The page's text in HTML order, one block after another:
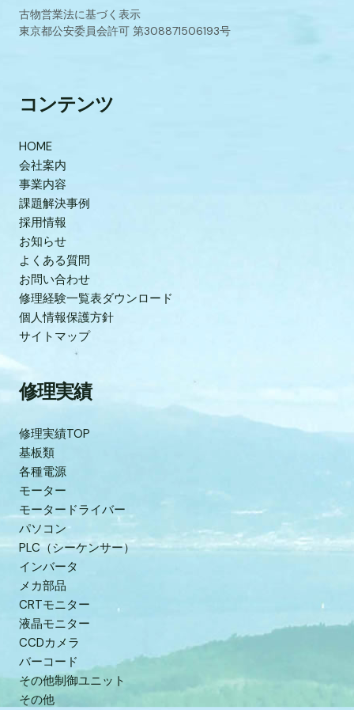
古物営業法に基づく表示
東京都公安委員会許可 第308871506193号
コンテンツ
HOME
会社案内
事業内容
課題解決事例
採用情報
お知らせ
よくある質問
お問い合わせ
修理経験一覧表ダウンロード
個人情報保護方針
サイトマップ
修理実績
修理実績TOP
基板類
各種電源
モーター
モータードライバー
パソコン
PLC（シーケンサー）
インバータ
メカ部品
CRTモニター
液晶モニター
CCDカメラ
バーコード
その他制御ユニット
その他